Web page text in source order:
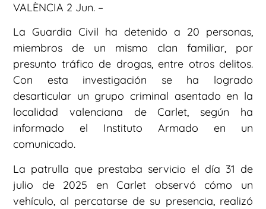
VALÈNCIA 2 Jun. –
La Guardia Civil ha detenido a 20 personas,
miembros de un mismo clan familiar, por
presunto tráfico de drogas, entre otros delitos.
Con esta investigación se ha logrado
desarticular un grupo criminal asentado en la
localidad valenciana de Carlet, según ha
informado el Instituto Armado en un
comunicado.
La patrulla que prestaba servicio el día 31 de
julio de 2025 en Carlet observó cómo un
vehículo, al percatarse de su presencia, realizó